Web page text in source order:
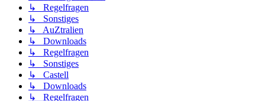
↳ Regelfragen
↳ Sonstiges
↳ AuZtralien
↳ Downloads
↳ Regelfragen
↳ Sonstiges
↳ Castell
↳ Downloads
↳ Regelfragen